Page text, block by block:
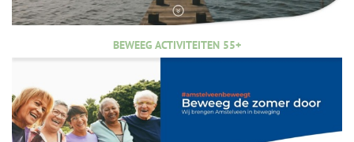
BEWEEG ACTIVITEITEN 55+